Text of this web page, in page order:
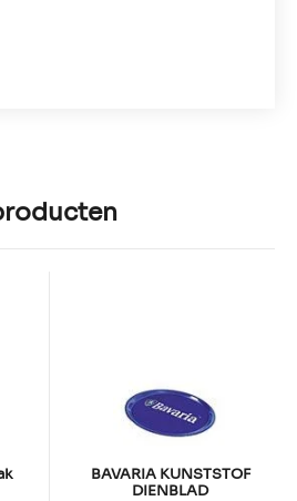
BAVARIA KUNSTSTOF
DIENBLAD